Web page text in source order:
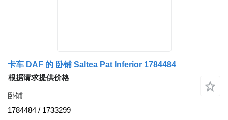
卡车 DAF 的 卧铺 Saltea Pat Inferior 1784484
根据请求提供价格
卧铺
1784484 / 1733299